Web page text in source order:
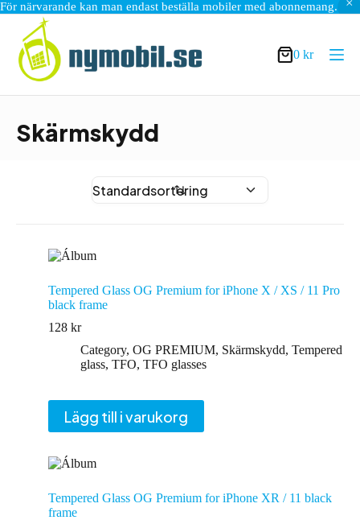
För närvarande kan man endast beställa mobiler med abonnemang.
innehåll
Varukorg
0 kr
Skärmskydd
Tempered Glass OG Premium for iPhone X / XS / 11 Pro
black frame
128 kr
Category, OG PREMIUM, Skärmskydd, Tempered
glass, TFO, TFO glasses
Lägg till i varukorg
Tempered Glass OG Premium for iPhone XR / 11 black
frame